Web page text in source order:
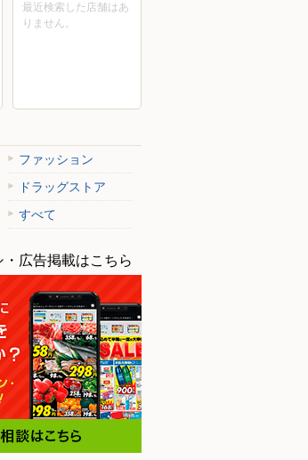
最近検索した店舗はあ
りません。
ファッション
ドラッグストア
すべて
広告掲載はこちら